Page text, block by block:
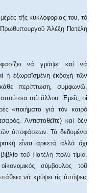
τῆς κυκλοφορίας του, τό
Πρωθυπουργοῦ Ἀλέξη Πατέλη
νά γράψει καί νά
ἡ ἐξωραϊσμένη ἐκδοχή τῶν
περίπτωση, συμφωνῶ,
τοῦ ἄλλου. Ἐμεῖς, οἱ
«ποιήματα γιά τόν καιρό
Ἀντισταθεῖτε) καί δέν
ἀποφάσεων. Τά δεδομένα
εἶναι ἀρκετά ἀλλά ὄχι
τοῦ Πατέλη πολύ τίμιο.
σύμβουλος τοῦ
νά κρύψει τίς ἀπόψεις